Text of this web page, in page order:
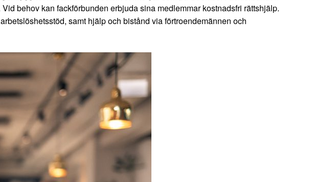
behov kan fackförbunden erbjuda sina medlemmar kostnadsfri rättshjälp.
samt hjälp och bistånd via förtroendemännen och